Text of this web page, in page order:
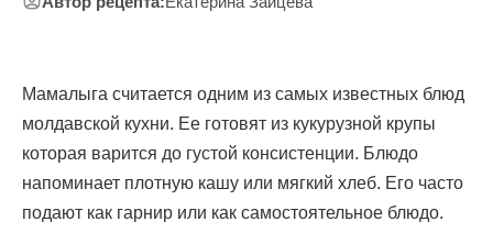
Мамалыга считается одним из самых известных блюд
молдавской кухни. Ее готовят из кукурузной крупы
которая варится до густой консистенции. Блюдо
напоминает плотную кашу или мягкий хлеб. Его часто
подают как гарнир или как самостоятельное блюдо.